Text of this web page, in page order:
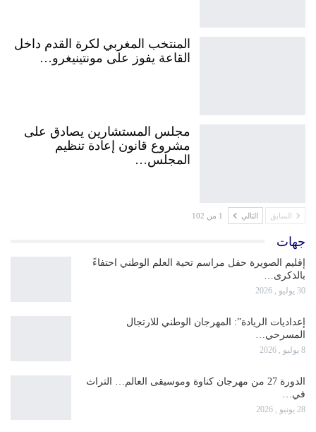
المنتخب المغربي لكرة القدم داخل
القاعة يفوز على مونتينيغرو…
مجلس المستشارين يصادق على
مشروع قانون إعادة تنظيم
المجلس…
السابق التالي 1 من 102
جهات
إقليم الصويرة حفل مراسم تحية العلم الوطني احتفاءً
بالذكرى…
30 يوليو , 2026
إعداديات الريادة”: المهرجان الوطني للارتجال
المسرحي…
8 يوليو , 2026
الدورة 27 من مهرجان كناوة وموسيقى العالم… التراث
في…
28 يونيو , 2026